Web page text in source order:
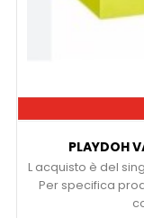
PLAYDOH
L acquisto è del
Per specifica